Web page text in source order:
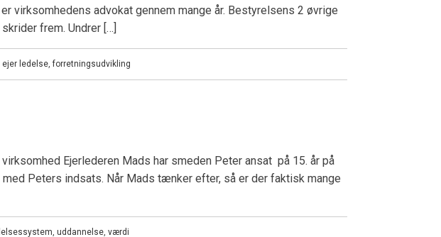
virksomhedens advokat gennem mange år. Bestyrelsens 2 øvrige
frem. Undrer […]
ejer ledelse,forretningsudvikling
Ejerlederen Mads har smeden Peter ansat på 15. år på
Peters indsats. Når Mads tænker efter, så er der faktisk mange
, uddannelse, værdi